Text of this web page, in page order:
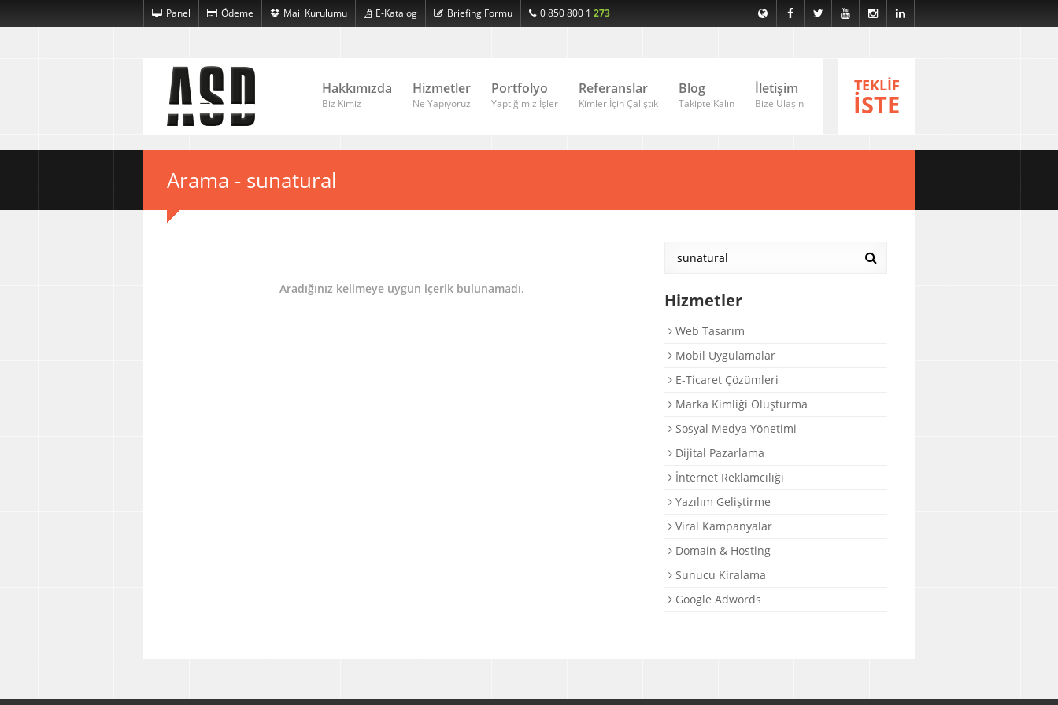
Panel Ödeme Mail Kurulumu E-Katalog Briefing Formu 0 850 800 1 273
Hakkımızda
Biz Kimiz
Hizmetler
Ne Yapıyoruz
Portfolyo
Yaptığımız İşler
Referanslar
Kimler İçin Çalıştık
Blog
Takipte Kalın
İletişim
Bize Ulaşın
TEKLİF
İSTE
Arama - sunatural
Aradığınız kelimeye uygun içerik bulunamadı.
Hizmetler
Web Tasarım
Mobil Uygulamalar
E-Ticaret Çözümleri
Marka Kimliği Oluşturma
Sosyal Medya Yönetimi
Dijital Pazarlama
İnternet Reklamcılığı
Yazılım Geliştirme
Viral Kampanyalar
Domain & Hosting
Sunucu Kiralama
Google Adwords